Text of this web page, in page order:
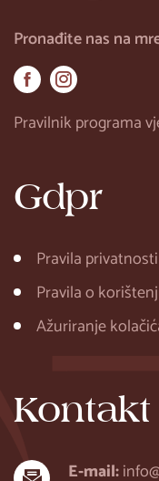
Pronađite nas na
Pravilnik programa
Gdpr
Pravila privatnosti
Pravila o
Ažuriranje
E-mail: